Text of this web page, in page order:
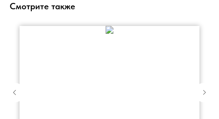
Смотрите также